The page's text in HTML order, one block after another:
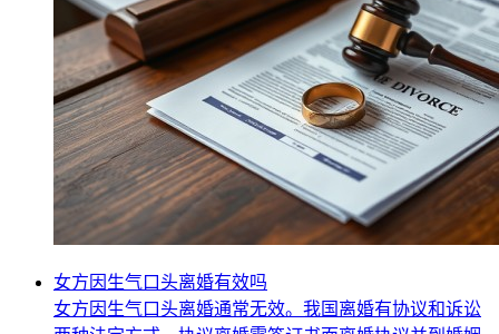
女方因生气口头离婚有效吗
女方因生气口头离婚通常无效。我国离婚有协议和诉讼